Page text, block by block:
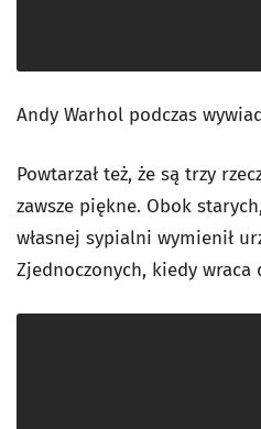
Andy Warhol podczas
Powtarzał też, że są trzy
zawsze piękne. Obok
własnej sypialni wymienił
Zjednoczonych, kiedy wraca